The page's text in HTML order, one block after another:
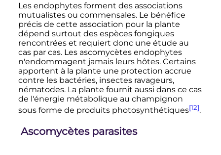
Les endophytes forment des associations
mutualistes ou commensales. Le bénéfice
précis de cette association pour la plante
dépend surtout des espèces fongiques
rencontrées et requiert donc une étude au
cas par cas. Les ascomycètes endophytes
n'endommagent jamais leurs hôtes. Certains
apportent à la plante une protection accrue
contre les bactéries, insectes ravageurs,
nématodes. La plante fournit aussi dans ce cas
de l'énergie métabolique au champignon
sous forme de produits photosynthétiques[12].
Ascomycètes parasites